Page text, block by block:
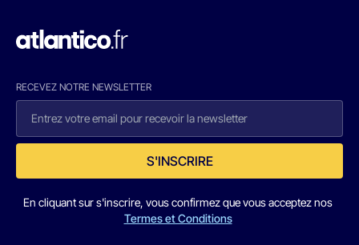
RECEVEZ NOTRE NEWSLETTER
S'INSCRIRE
En cliquant sur s'inscrire, vous confirmez que vous acceptez nos
Termes et Conditions